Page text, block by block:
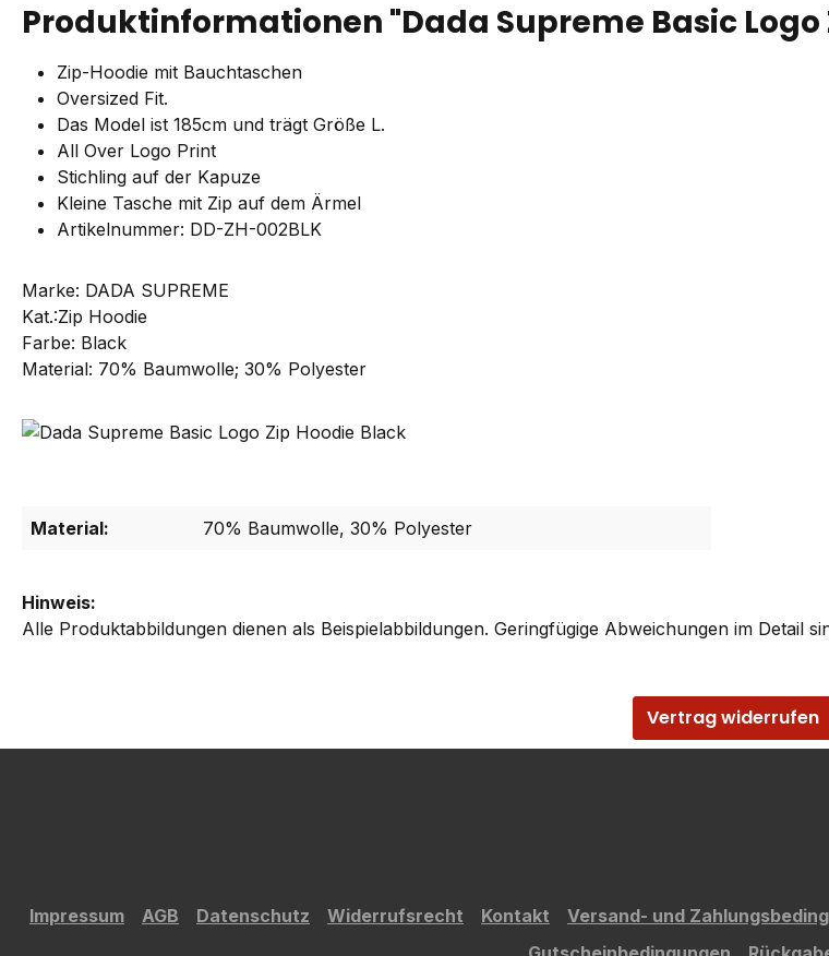
Hinweis:
Alle Produktabbildungen dienen als Beispielabbildungen. Geringfügige Abweichungen im Detail
Produktinformationen "Dada Supreme Basic Logo
Zip-Hoodie mit Bauchtaschen
Oversized Fit.
Das Model ist 185cm und trägt Größe L.
All Over Logo Print
Stichling auf der Kapuze
Kleine Tasche mit Zip auf dem Ärmel
Artikelnummer: DD-ZH-002BLK
Marke: DADA SUPREME
Kat.:Zip Hoodie
Farbe: Black
Material: 70% Baumwolle; 30% Polyester
Material: 70% Baumwolle, 30% Polyester
Vertrag widerrufen
Impressum AGB Datenschutz Widerrufsrecht Kontakt Versand- und